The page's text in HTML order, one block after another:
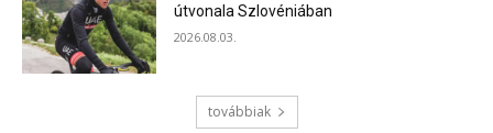
útvonala Szlovéniában
2026.08.03.
továbbiak